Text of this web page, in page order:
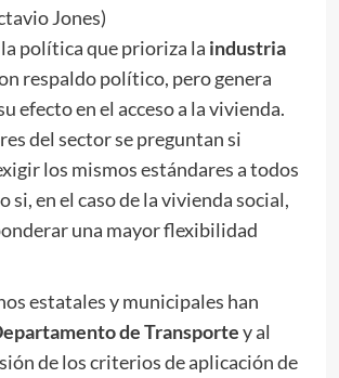
Jones)
política que prioriza la industria
respaldo político, pero genera
efecto en el acceso a la vivienda.
del sector se preguntan si
los mismos estándares a todos
si, en el caso de la vivienda social,
una mayor flexibilidad
estatales y municipales han
de Transportey al
de los criterios de aplicación de